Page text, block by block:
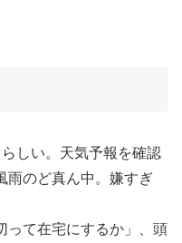
しい。天気予報を確認
雨のど真ん中。嫌すぎ
って在宅にするか」、頭